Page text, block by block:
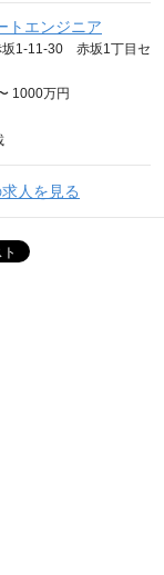
トエンジニア
坂1-11-30 赤坂1丁目セ
1000万円
人を見る